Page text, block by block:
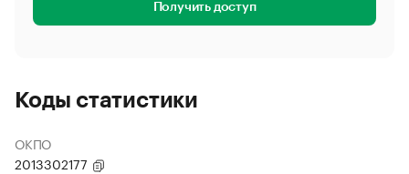
Получить доступ
Коды статистики
ОКПО
2013302177